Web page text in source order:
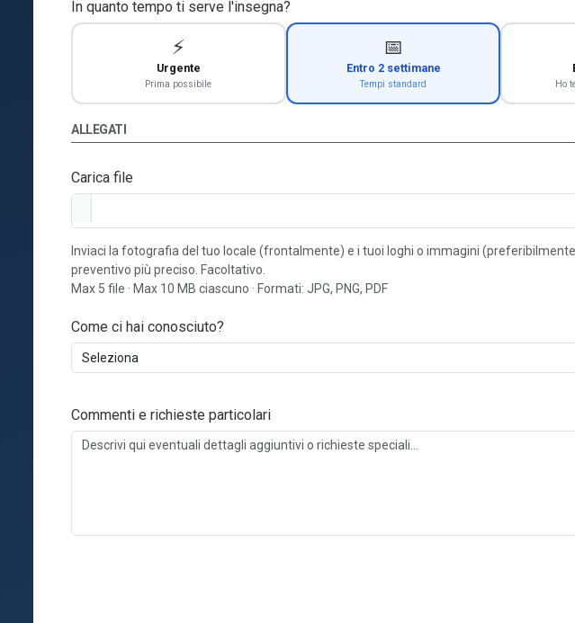
In quanto tempo ti serve l'insegna?
⚡
Urgente
Prima possibile
📅
Entro 2 settimane
Tempi standard Ho
ALLEGATI
Carica file
Inviaci la fotografia del tuo locale (frontalmente) e i tuoi loghi o immagini
preventivo più preciso. Facoltativo.
Max 5 file · Max 10 MB ciascuno · Formati: JPG, PNG, PDF
Come ci hai conosciuto?
Commenti e richieste particolari